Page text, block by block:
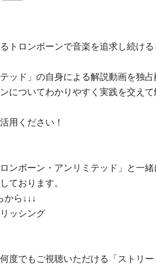
トロンボーンで音楽を追求し続ける
ッド」の自身による解説動画を独占
についてわかりやすく実践を交えて
用ください！
ンボーン・アンリミテッド」と一緒
ております。
から↓↓↓
ッシング
度でもご視聴いただける「ストリ